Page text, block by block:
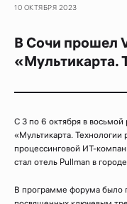
10 ОКТЯБРЯ 2023
В Сочи прошел
«Мультикарта.
С 3 по 6 октября в
«Мультикарта. Технологии
процессинговой ИТ-
стал отель Pullman в
В программе форума было